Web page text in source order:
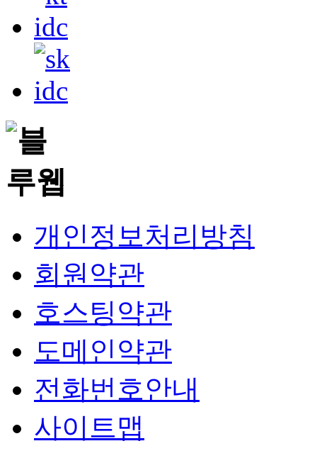
개인정보처리방침
회원약관
호스팅약관
도메인약관
전화번호안내
사이트맵